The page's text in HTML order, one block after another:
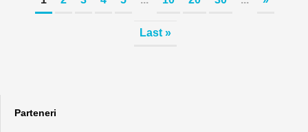
Last »
Parteneri